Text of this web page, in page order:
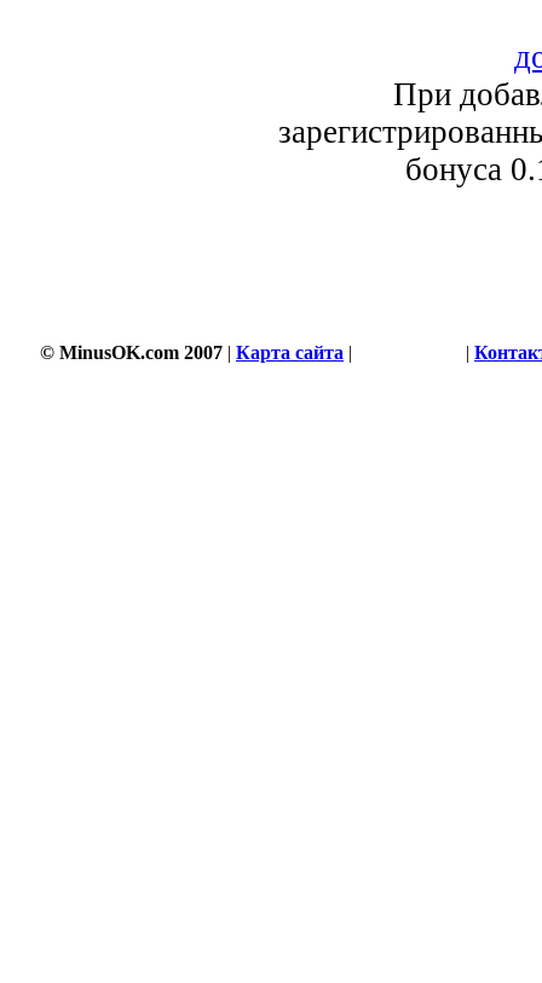
При
бонуса
© MinusOK.com 2007 | Карта сайта | |